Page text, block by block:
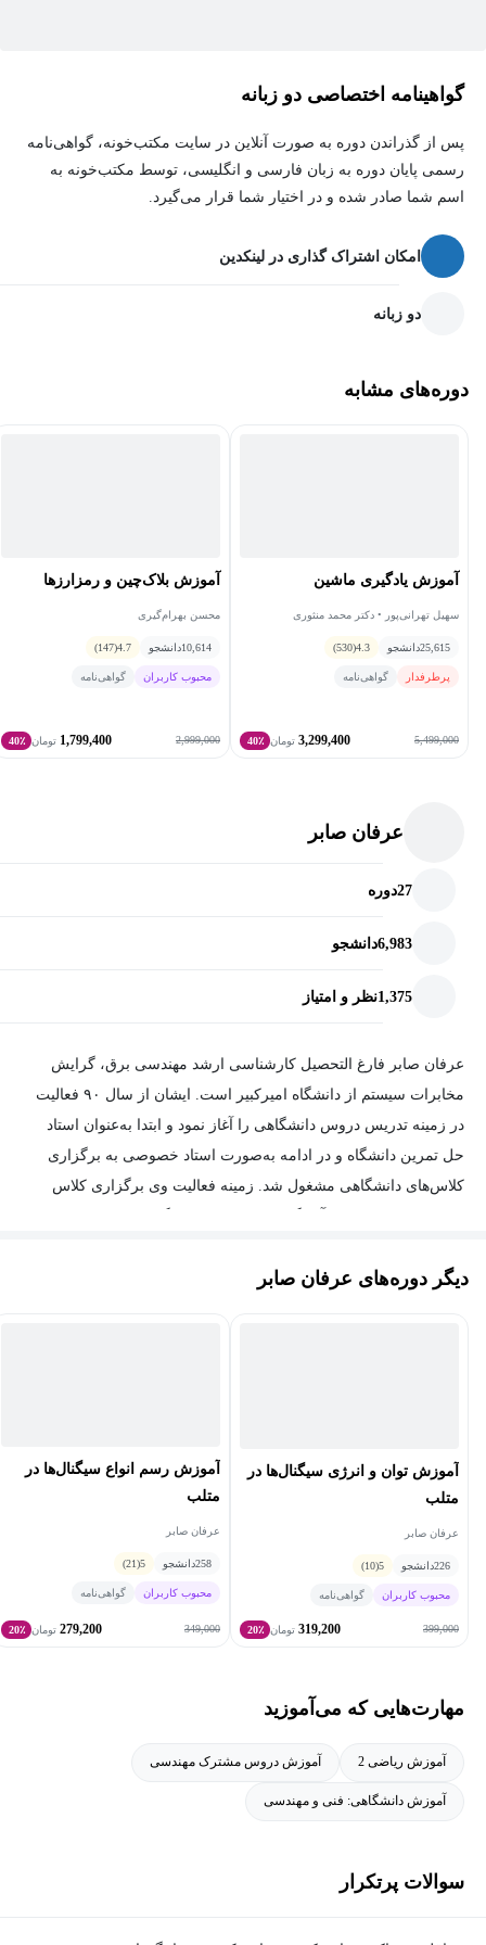
گواهینامه اختصاصی دو زبانه
پس از گذراندن دوره به صورت آنلاین در سایت مکتب‌خونه، گواهی‌نامه
رسمی پایان دوره به زبان فارسی و انگلیسی، توسط مکتب‌خونه به
اسم شما صادر شده و در اختیار شما قرار می‌گیرد.
امکان اشتراک گذاری در لینکدین
دو زبانه
دوره‌های مشابه
آموزش یادگیری ماشین
سهیل تهرانی‌پور • دکتر محمد منثوری
25,615دانشجو 4.3
(530)
پرطرفدار گواهی‌نامه
5,499,000
3,299,400 تومان 40٪
آموزش بلاک‌چین و رمزارزها
محسن بهرام‌گیری
10,614دانشجو 4.7
(147)
محبوب کاربران گواهی‌نامه
2,999,000
1,799,400 تومان 40٪
عرفان صابر
27دوره
6,983دانشجو
1,375نظر و امتیاز
عرفان صابر فارغ التحصیل کارشناسی ارشد مهندسی برق، گرایش
مخابرات سیستم از دانشگاه امیرکبیر است. ایشان از سال ۹۰ فعالیت
در زمینه تدریس دروس دانشگاهی را آغاز نمود و ابتدا به‌عنوان استاد
حل تمرین دانشگاه و در ادامه به‌صورت استاد خصوصی به برگزاری
کلاس‌های دانشگاهی مشغول شد. زمینه فعالیت وی برگزاری کلاس
مهندسی، سیگنال‌وسیستم، آمار و احتمال مهندسی و محاسبات عددی از
(آپشن) از جمله زمینه‌های فعالیت ایشان است. اکنون ایشان در حال
بررسی روش‌های استفاده از یادگیری ماشین در حوزه بازارهای مالی
دیگر دوره‌های عرفان صابر
آموزش توان و انرژی سیگنال‌ها در
متلب
عرفان صابر
226دانشجو 5
(10)
محبوب کاربران گواهی‌نامه
399,000
319,200 تومان 20٪
آموزش رسم انواع سیگنال‌ها در
متلب
عرفان صابر
258دانشجو 5
(21)
محبوب کاربران گواهی‌نامه
349,000
279,200 تومان 20٪
مهارت‌هایی که می‌آموزید
آموزش ریاضی 2 آموزش دروس مشترک مهندسی
آموزش دانشگاهی: فنی و مهندسی
سوالات پرتکرار